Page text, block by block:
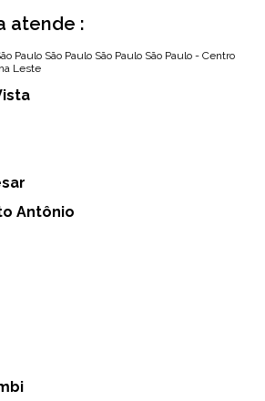
atende :
Paulo São Paulo São Paulo São Paulo - Centro
Leste
Antônio